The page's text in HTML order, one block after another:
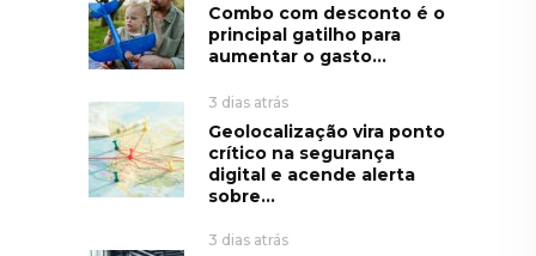
Combo com desconto é o
principal gatilho para
aumentar o gasto...
3 dias atrás
Geolocalização vira ponto
crítico na segurança
digital e acende alerta
sobre...
3 dias atrás